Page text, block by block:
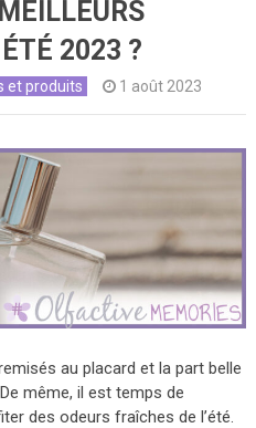
2023 ?
et produits 1 août 2023
au placard et la part belle
même, il est temps de
des odeurs fraîches de l’été.